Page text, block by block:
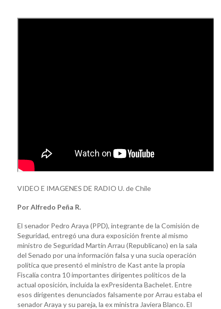
VIDEO E IMAGENES DE RADIO U. de Chile
Por Alfredo Peña R.
El senador Pedro Araya (PPD), integrante de la Comisión de
Seguridad, entregó una dura exposición frente al mismo
ministro de Seguridad Martín Arrau (Republicano) en la sala
del Senado por una información falsa y una sucia operación
política que presentó el ministro de Kast ante la propia
Fiscalía contra 10 importantes dirigentes políticos de la
actual oposición, incluída la exPresidenta Bachelet. Entre
esos dirigentes denunciados falsamente por Arrau estaba el
senador Araya y su pareja, la ex ministra Javiera Blanco. El